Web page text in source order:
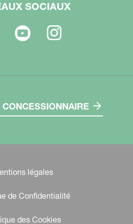
SOCIAUX
légales
de Confidentialité
des Cookies